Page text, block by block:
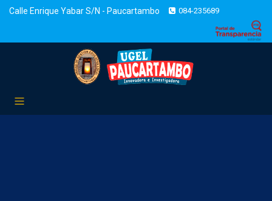
Calle Enrique Yabar S/N - Paucartambo 084-235689